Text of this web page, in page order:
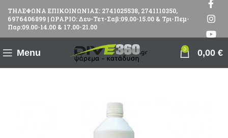
ΤΗΛΕΦΩΝΑ ΕΠΙΚΟΙΝΩΝΙΑΣ: 2741025538, 2741110350,
6976406899 | ΩΡΑΡΙΟ: Δευ-Τετ-Σαβ:09.00-15.00 & Τρι-Πεμ-
Παρ:09.00-14.00 & 17.00-21.00
Menu 0 0,00 €